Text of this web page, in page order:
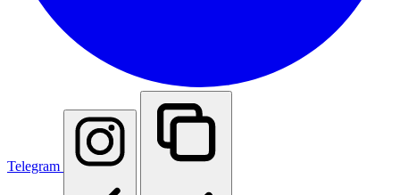
Telegram